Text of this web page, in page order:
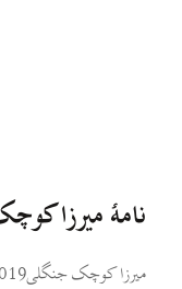
نامهٔ میرزا
میرزا کوچک جنگلی2019